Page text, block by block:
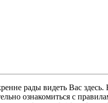
рады видеть Вас
ознакомиться